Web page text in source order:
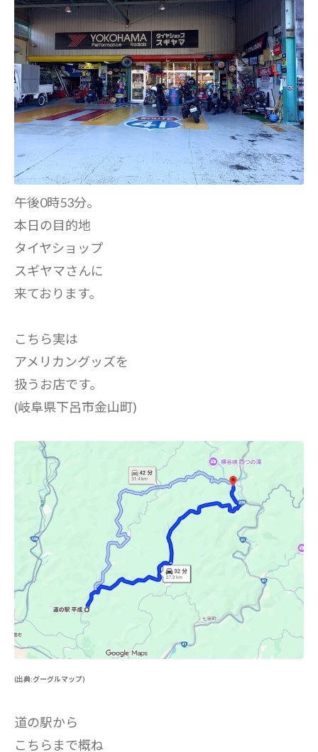
午後0時53分。
本日の目的地
タイヤショップ
スギヤマさんに
来ております。
こちら実は
アメリカングッズを
扱うお店です。
(岐阜県下呂市金山町)
(出典:グーグルマップ)
道の駅から
こちらまで概ね